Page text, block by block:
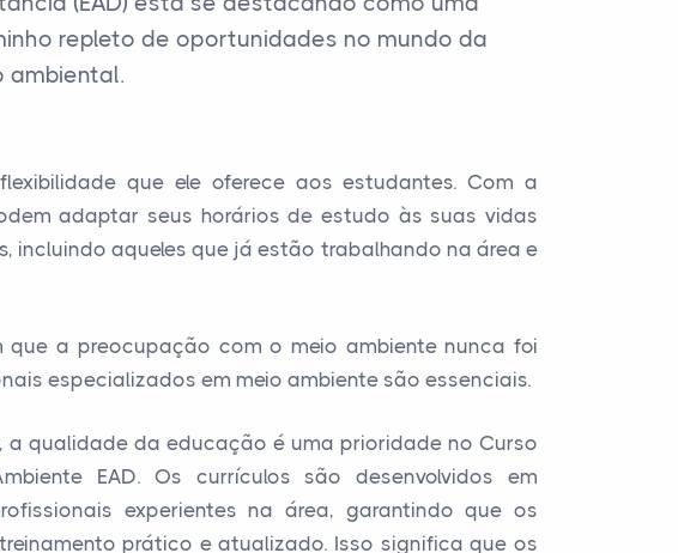
repleto de oportunidades no mundo da
ambiental.
que ele oferece aos estudantes. Com a
adaptar seus horários de estudo às suas vidas
incluindo aqueles que já estão trabalhando na área e
que a preocupação com o meio ambiente nunca foi
especializados em meio ambiente são essenciais.
a qualidade da educação é uma prioridade no Curso
EAD. Os currículos são desenvolvidos em
experientes na área, garantindo que os
prático e atualizado. Isso significa que os